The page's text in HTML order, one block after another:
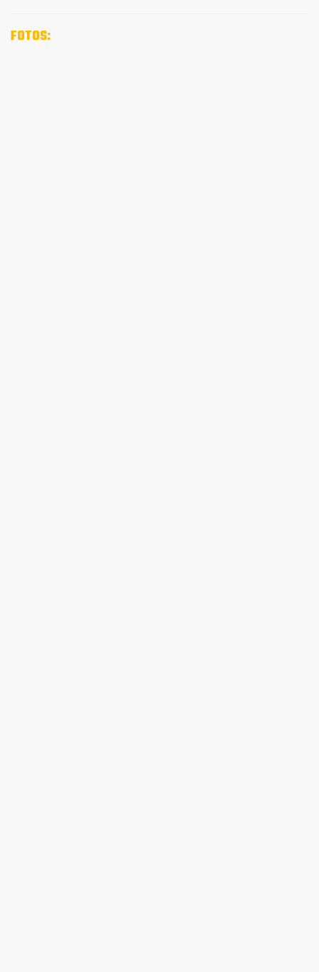
FOTOS: